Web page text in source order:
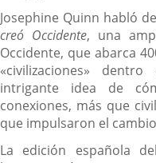
Josephine Quinn habló
creó Occidente, una
Occidente, que abarca
«civilizaciones»
intrigante idea de
conexiones, más que
que impulsaron el
La edición española